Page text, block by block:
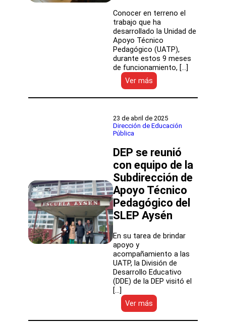
Conocer en terreno el
trabajo que ha
desarrollado la Unidad de
Apoyo Técnico
Pedagógico (UATP),
durante estos 9 meses
de funcionamiento, […]
Ver más
DEP
visitó
del
SLEP
identificar
fortalezas
y
oportunidades
de
mejora
en
las
23 de abril de 2025
Dirección de Educación
Pública
DEP se reunió
con equipo de la
Subdirección de
Apoyo Técnico
Pedagógico del
SLEP Aysén
En su tarea de brindar
apoyo y
acompañamiento a las
UATP, la División de
Desarrollo Educativo
(DDE) de la DEP visitó el
[…]
Ver más
DEP
se